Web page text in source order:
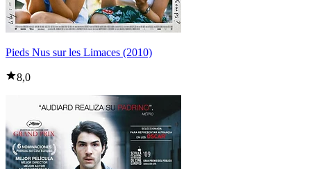
Pieds Nus sur les Limaces (2010)
8,0